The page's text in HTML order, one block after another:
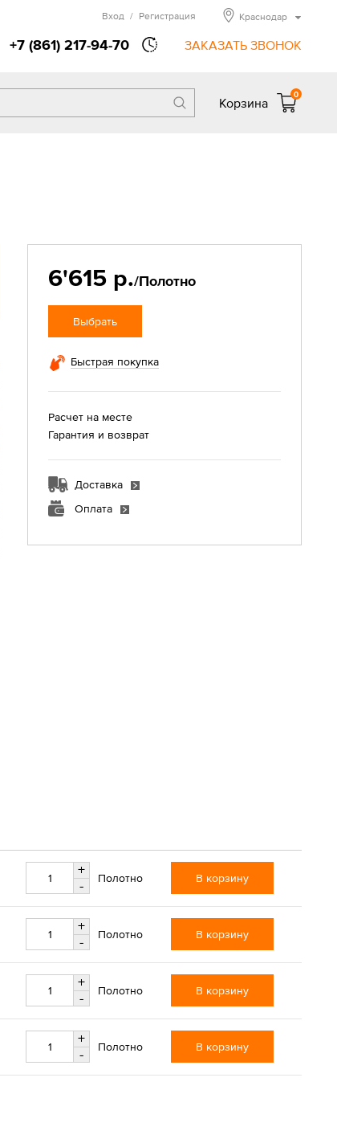
+7 (861) 217-94-70 ЗАКАЗАТЬ ЗВОНОК
Вход / Регистрация Краснодар
Корзина
0
6'615 р./Полотно
Выбрать
Быстрая покупка
Расчет на месте
Гарантия и возврат
Доставка
Оплата
+
-
Полотно В корзину
+
-
Полотно В корзину
+
-
Полотно В корзину
+
-
Полотно В корзину